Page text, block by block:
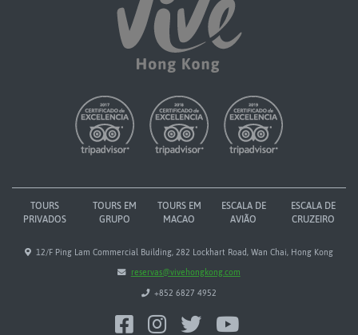
TOURS
PRIVADOS
TOURS EM
GRUPO
TOURS EM
MACAO
ESCALA DE
AVIÃO
ESCALA DE
CRUZEIRO
12/F Ping Lam Commercial Building, 282 Lockhart Road, Wan Chai, Hong Kong
reservas@vivehongkong.com
+852 6827 4952